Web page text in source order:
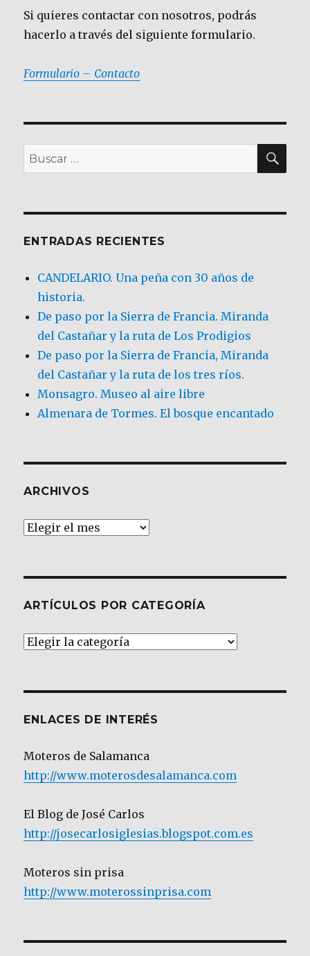
Si quieres contactar con nosotros, podrás
hacerlo a través del siguiente formulario.
Formulario – Contacto
Buscar
por:
ENTRADAS RECIENTES
CANDELARIO. Una peña con 30 años de
historia.
De paso por la Sierra de Francia. Miranda
del Castañar y la ruta de Los Prodigios
De paso por la Sierra de Francia, Miranda
del Castañar y la ruta de los tres ríos.
Monsagro. Museo al aire libre
Almenara de Tormes. El bosque encantado
ARCHIVOS
Archivos
ARTÍCULOS POR CATEGORÍA
Artículos
ENLACES DE INTERÉS
Moteros de Salamanca
http://www.moterosdesalamanca.com
El Blog de José Carlos
http://josecarlosiglesias.blogspot.com.es
Moteros sin prisa
http://www.moterossinprisa.com